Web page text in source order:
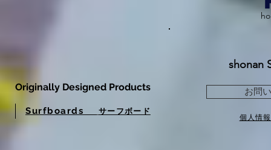
Originally Designed Products
Surfboards サーフボード
shonan
お問
個人情